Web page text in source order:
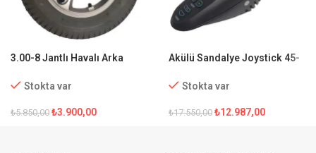
3.00-8 Jantlı Havalı Arka
Stokta var
₺5.850,00 ₺3.900,00
Akülü Sandalye Joystick 45-
Stokta var
₺17.550,00 ₺12.987,00